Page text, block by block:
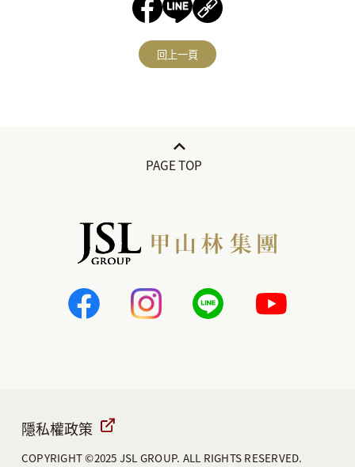
回上一頁
隱私權政策
COPYRIGHT ©2025 JSL GROUP. ALL RIGHTS RESERVED.